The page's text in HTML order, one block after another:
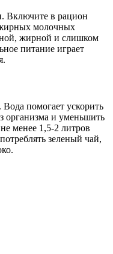
Включите в рацион
молочных
жирной и слишком
питание играет
помогает ускорить
организма и уменьшить
менее 1,5-2 литров
зеленый чай,